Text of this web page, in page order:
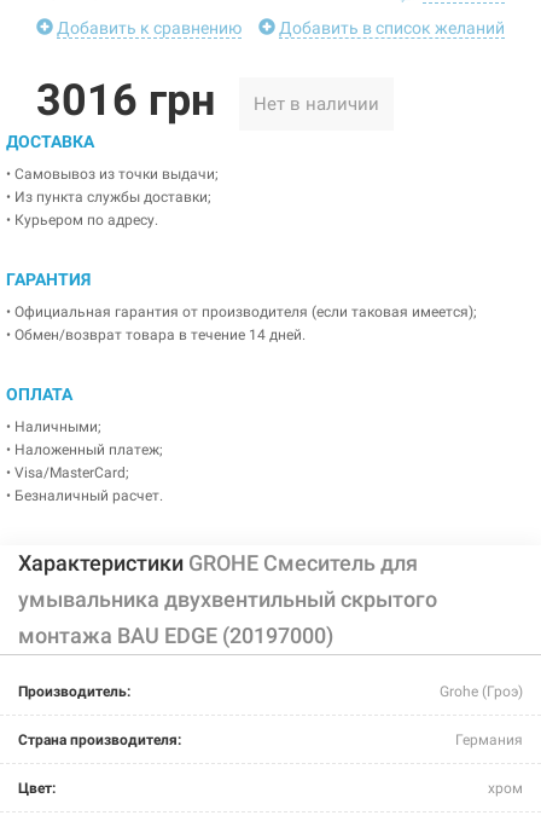
Добавить к сравнению
Добавить в список желаний
3016 грн Нет в наличии
ДОСТАВКА
• Самовывоз из точки выдачи;
• Из пункта службы доставки;
• Курьером по адресу.
ГАРАНТИЯ
• Официальная гарантия от производителя (если таковая имеется);
• Обмен/возврат товара в течение 14 дней.
ОПЛАТА
• Наличными;
• Наложенный платеж;
• Visa/MasterCard;
• Безналичный расчет.
Характеристики GROHE Смеситель для
умывальника двухвентильный скрытого
монтажа BAU EDGE (20197000)
Производитель: Grohe (Гроэ)
Страна производителя: Германия
Цвет: хром